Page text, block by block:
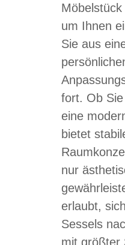
um Ihnen
Sie aus
fort. Ob
eine
bietet
nur
erlaubt,
Sessels
mit größter